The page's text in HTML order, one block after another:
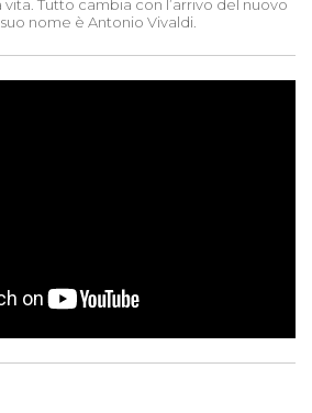
Tutto cambia con l’arrivo del nuovo
nome è Antonio Vivaldi.